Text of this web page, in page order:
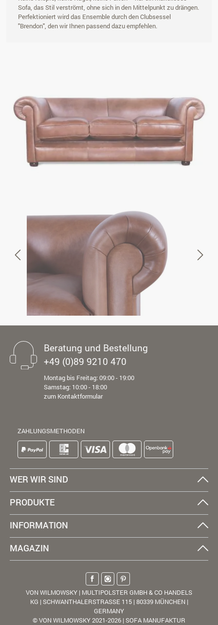
Sofa, das Stil verströmt, ohne sich in den Mittelpunkt zu drängen.
Perfektioniert wird das Ensemble durch den Clubsessel
"Brendon", den wir Ihnen passend dazu empfehlen.
Beratung und Bestellung
+49 (0)89 9210 470
Montag bis Freitag: 09:00 - 19:00
Samstag: 10:00 - 18:00
zum Kontaktformular
ZAHLUNGSMETHODEN
WER WIR SIND
PRODUKTE
INFORMATION
MAGAZIN
VON WILMOWSKY | MULTIPOLSTER GMBH & CO HANDELS
KG | SCHWANTHALERSTRASSE 115 | 80339 MÜNCHEN |
GERMANY
© VON WILMOWSKY 2021-2026 | SOFA MANUFAKTUR